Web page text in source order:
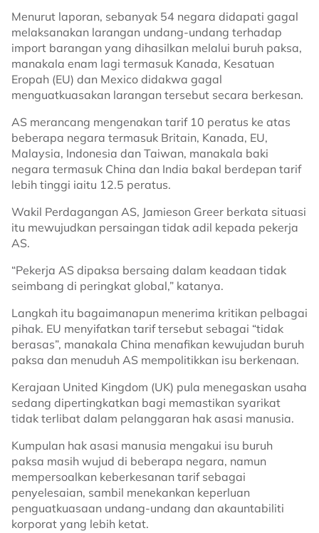
Menurut laporan, sebanyak 54 negara didapati gagal
melaksanakan larangan undang-undang terhadap
import barangan yang dihasilkan melalui buruh paksa,
manakala enam lagi termasuk Kanada, Kesatuan
Eropah (EU) dan Mexico didakwa gagal
menguatkuasakan larangan tersebut secara berkesan.
AS merancang mengenakan tarif 10 peratus ke atas
beberapa negara termasuk Britain, Kanada, EU,
Malaysia, Indonesia dan Taiwan, manakala baki
negara termasuk China dan India bakal berdepan tarif
lebih tinggi iaitu 12.5 peratus.
Wakil Perdagangan AS, Jamieson Greer berkata situasi
itu mewujudkan persaingan tidak adil kepada pekerja
AS.
“Pekerja AS dipaksa bersaing dalam keadaan tidak
seimbang di peringkat global,” katanya.
Langkah itu bagaimanapun menerima kritikan pelbagai
pihak. EU menyifatkan tarif tersebut sebagai “tidak
berasas”, manakala China menafikan kewujudan buruh
paksa dan menuduh AS mempolitikkan isu berkenaan.
Kerajaan United Kingdom (UK) pula menegaskan usaha
sedang dipertingkatkan bagi memastikan syarikat
tidak terlibat dalam pelanggaran hak asasi manusia.
Kumpulan hak asasi manusia mengakui isu buruh
paksa masih wujud di beberapa negara, namun
mempersoalkan keberkesanan tarif sebagai
penyelesaian, sambil menekankan keperluan
penguatkuasaan undang-undang dan akauntabiliti
korporat yang lebih ketat.